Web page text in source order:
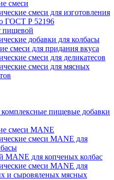
смеси
смеси для изготовления
ГОСТ Р 52196
пищевой
добавки для колбасы
смеси для придания вкуса
смеси для деликатесов
смеси для мясных
пищевые добавки
смеси MANE
смеси MANE для
MANE для копченых колбас
смеси MANE для
и сыровяленых мясных